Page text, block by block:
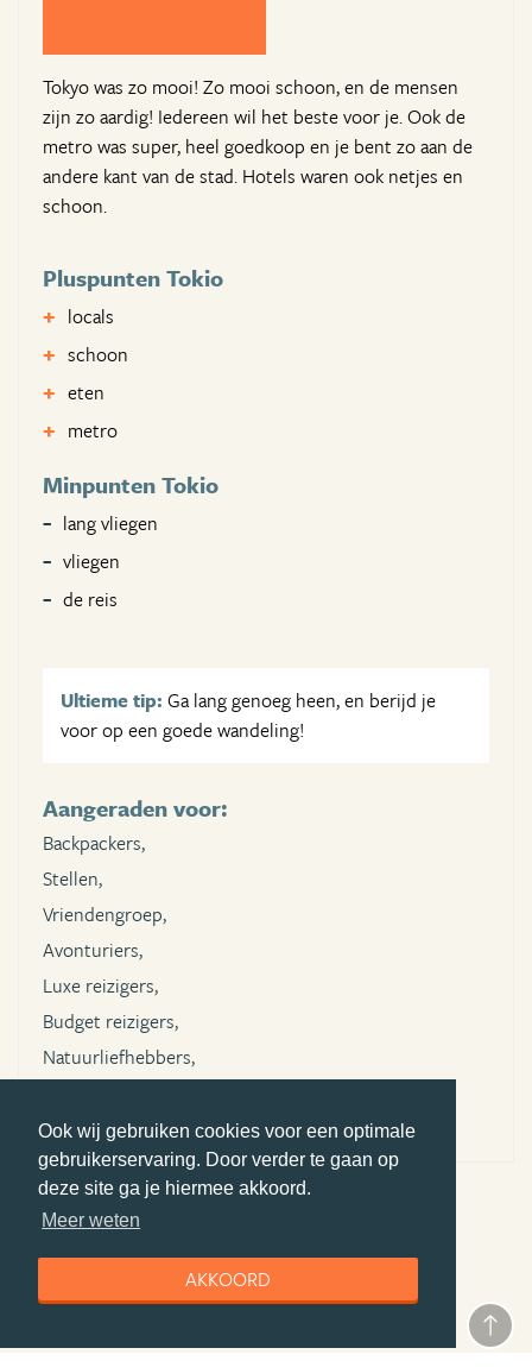
Ook wij gebruiken cookies voor een optimale
gebruikerservaring. Door verder te gaan op
deze site ga je hiermee akkoord.
Meer weten
AKKOORD
Tokyo was zo mooi! Zo mooi schoon, en de mensen
zijn zo aardig! Iedereen wil het beste voor je. Ook de
metro was super, heel goedkoop en je bent zo aan de
andere kant van de stad. Hotels waren ook netjes en
schoon.
Pluspunten Tokio
locals
schoon
eten
metro
Minpunten Tokio
lang vliegen
vliegen
de reis
Ultieme tip: Ga lang genoeg heen, en berijd je
voor op een goede wandeling!
Aangeraden voor:
Backpackers,
Stellen,
Vriendengroep,
Avonturiers,
Luxe reizigers,
Budget reizigers,
Natuurliefhebbers,
LEES ALLE REVIEWS OVER TOKIO